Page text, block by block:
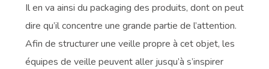
Il en va ainsi du packaging des produits, dont on peut
dire qu’il concentre une grande partie de l’attention.
Afin de structurer une veille propre à cet objet, les
équipes de veille peuvent aller jusqu’à s’inspirer